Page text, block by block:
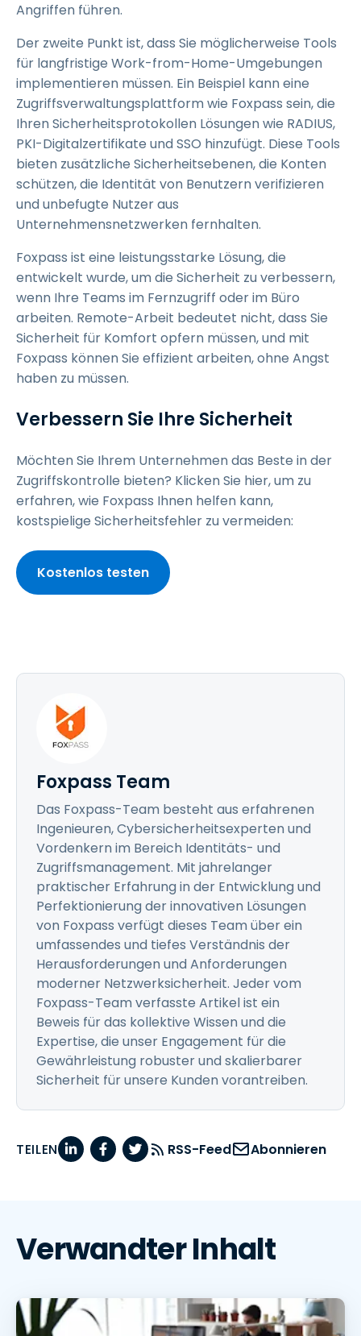
Angriffen führen.
Der zweite Punkt ist, dass Sie möglicherweise Tools
für langfristige Work-from-Home-Umgebungen
implementieren müssen. Ein Beispiel kann eine
Zugriffsverwaltungsplattform wie Foxpass sein, die
Ihren Sicherheitsprotokollen Lösungen wie RADIUS,
PKI-Digitalzertifikate und SSO hinzufügt. Diese Tools
bieten zusätzliche Sicherheitsebenen, die Konten
schützen, die Identität von Benutzern verifizieren
und unbefugte Nutzer aus
Unternehmensnetzwerken fernhalten.
Foxpass ist eine leistungsstarke Lösung, die
entwickelt wurde, um die Sicherheit zu verbessern,
wenn Ihre Teams im Fernzugriff oder im Büro
arbeiten. Remote-Arbeit bedeutet nicht, dass Sie
Sicherheit für Komfort opfern müssen, und mit
Foxpass können Sie effizient arbeiten, ohne Angst
haben zu müssen.
Verbessern Sie Ihre Sicherheit
Möchten Sie Ihrem Unternehmen das Beste in der
Zugriffskontrolle bieten? Klicken Sie hier, um zu
erfahren, wie Foxpass Ihnen helfen kann,
kostspielige Sicherheitsfehler zu vermeiden:
Kostenlos testen
Foxpass Team
Das Foxpass-Team besteht aus erfahrenen
Ingenieuren, Cybersicherheitsexperten und
Vordenkern im Bereich Identitäts- und
Zugriffsmanagement. Mit jahrelanger
praktischer Erfahrung in der Entwicklung und
Perfektionierung der innovativen Lösungen
von Foxpass verfügt dieses Team über ein
umfassendes und tiefes Verständnis der
Herausforderungen und Anforderungen
moderner Netzwerksicherheit. Jeder vom
Foxpass-Team verfasste Artikel ist ein
Beweis für das kollektive Wissen und die
Expertise, die unser Engagement für die
Gewährleistung robuster und skalierbarer
Sicherheit für unsere Kunden vorantreiben.
TEILEN RSS-Feed Abonnieren
Verwandter Inhalt